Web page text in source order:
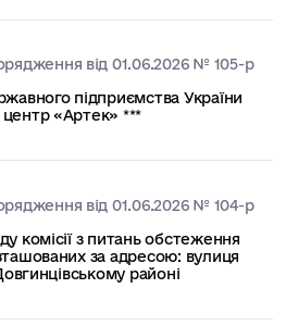
від 01.06.2026 № 105-р
підприємства України
«Артек» ***
від 01.06.2026 № 104-р
комісії з питань обстеження
за адресою: вулиця
районі